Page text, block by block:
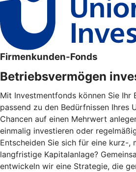
Firmenkunden-Fonds
Betriebsvermögen
Mit Investmentfonds können Sie Ihr
passend zu den Bedürfnissen Ihres
Chancen auf einen Mehrwert
einmalig investieren oder
Entscheiden Sie sich für eine kurz-,
langfristige Kapitalanlage?
entwickeln wir eine Strategie, die